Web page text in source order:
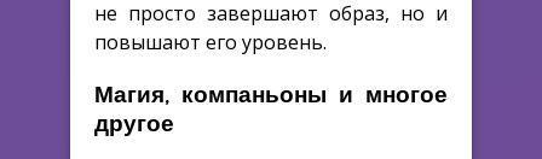
не просто завершают образ, но и
повышают его уровень.
Магия, компаньоны и многое
другое